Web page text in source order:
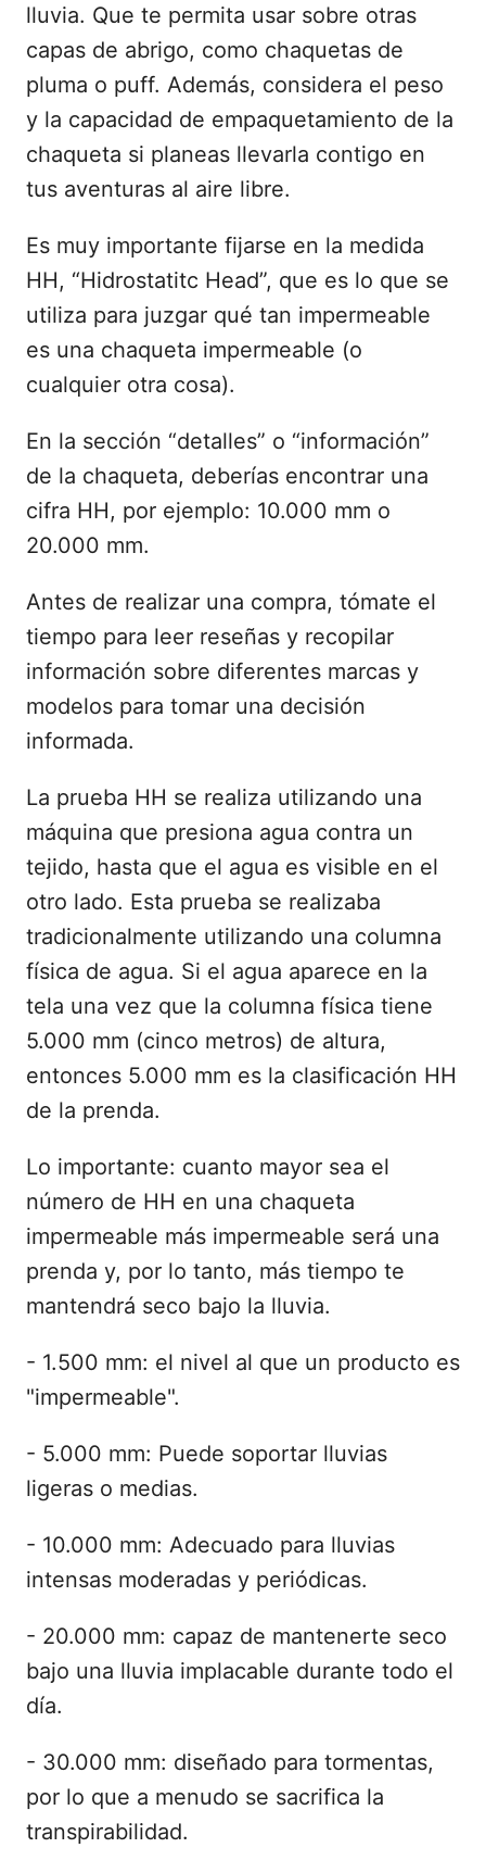
lluvia. Que te permita usar sobre otras
capas de abrigo, como chaquetas de
pluma o puff. Además, considera el peso
y la capacidad de empaquetamiento de la
chaqueta si planeas llevarla contigo en
tus aventuras al aire libre.
Es muy importante fijarse en la medida
HH, “Hidrostatitc Head”, que es lo que se
utiliza para juzgar qué tan impermeable
es una chaqueta impermeable (o
cualquier otra cosa).
En la sección “detalles” o “información”
de la chaqueta, deberías encontrar una
cifra HH, por ejemplo: 10.000 mm o
20.000 mm.
Antes de realizar una compra, tómate el
tiempo para leer reseñas y recopilar
información sobre diferentes marcas y
modelos para tomar una decisión
informada.
La prueba HH ​​se realiza utilizando una
máquina que presiona agua contra un
tejido, hasta que el agua es visible en el
otro lado. Esta prueba se realizaba
tradicionalmente utilizando una columna
física de agua. Si el agua aparece en la
tela una vez que la columna física tiene
5.000 mm (cinco metros) de altura,
entonces 5.000 mm es la clasificación HH
de la prenda.
Lo importante: cuanto mayor sea el
número de HH en una chaqueta
impermeable más impermeable será una
prenda y, por lo tanto, más tiempo te
mantendrá seco bajo la lluvia.
- 1.500 mm: el nivel al que un producto es
"impermeable".
- 5.000 mm: Puede soportar lluvias
ligeras o medias.
- 10.000 mm: Adecuado para lluvias
intensas moderadas y periódicas.
- 20.000 mm: capaz de mantenerte seco
bajo una lluvia implacable durante todo el
día.
- 30.000 mm: diseñado para tormentas,
por lo que a menudo se sacrifica la
transpirabilidad.